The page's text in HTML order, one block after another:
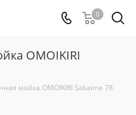
0
OMOIKIRI
мойка OMOIKIRI Sakaime 78